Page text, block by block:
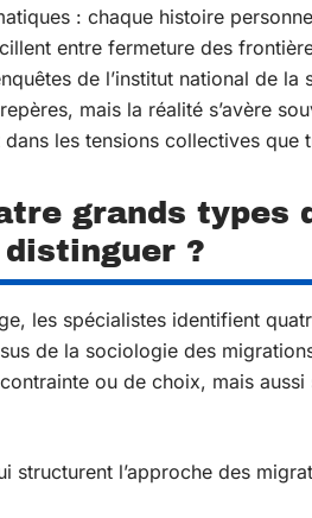
: chaque histoire
entre fermeture des
de l’institut national de la
mais la réalité s’avère
les tensions collectives que
grands types
?
les spécialistes identifient
de la sociologie des
ou de choix, mais
structurent l’approche des